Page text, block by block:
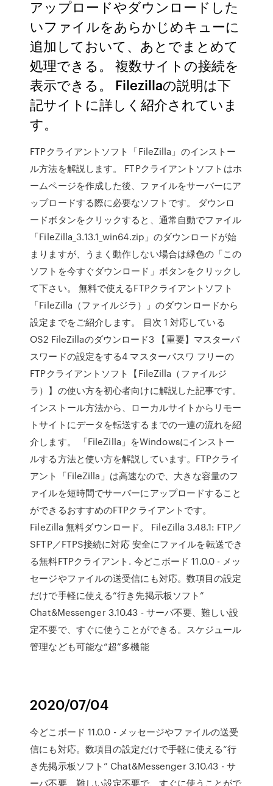
アップロードやダウンロードした
いファイルをあらかじめキューに
追加しておいて、あとでまとめて
処理できる。 複数サイトの接続を
表示できる。 Filezillaの説明は下
記サイトに詳しく紹介されていま
す。
FTPクライアントソフト「FileZilla」のインストー
ル方法を解説します。 FTPクライアントソフトはホ
ームページを作成した後、ファイルをサーバーにア
ップロードする際に必要なソフトです。 ダウンロ
ードボタンをクリックすると、通常自動でファイル
「FileZilla_3.13.1_win64.zip」のダウンロードが始
まりますが、うまく動作しない場合は緑色の「この
ソフトを今すぐダウンロード」ボタンをクリックし
て下さい。 無料で使えるFTPクライアントソフト
「FileZilla（ファイルジラ）」のダウンロードから
設定までをご紹介します。 目次 1 対応している
OS2 FileZillaのダウンロード3 【重要】マスターパ
スワードの設定をする4 マスターパスワ フリーの
FTPクライアントソフト【FileZilla（ファイルジ
ラ）】の使い方を初心者向けに解説した記事です。
インストール方法から、ローカルサイトからリモー
トサイトにデータを転送するまでの一連の流れを紹
介します。 「FileZilla」をWindowsにインストー
ルする方法と使い方を解説しています。FTPクライ
アント「FileZilla」は高速なので、大きな容量のフ
ァイルを短時間でサーバーにアップロードすること
ができるおすすめのFTPクライアントです。
FileZilla 無料ダウンロード。 FileZilla 3.48.1: FTP／
SFTP／FTPS接続に対応 安全にファイルを転送でき
る無料FTPクライアント. 今どこボード 11.0.0 - メッ
セージやファイルの送受信にも対応。数項目の設定
だけで手軽に使える“行き先掲示板ソフト”
Chat&Messenger 3.10.43 - サーバ不要、難しい設
定不要で、すぐに使うことができる。スケジュール
管理なども可能な“超”多機能
2020/07/04
今どこボード 11.0.0 - メッセージやファイルの送受
信にも対応。数項目の設定だけで手軽に使える“行
き先掲示板ソフト” Chat&Messenger 3.10.43 - サ
ーバ不要、難しい設定不要で、すぐに使うことがで